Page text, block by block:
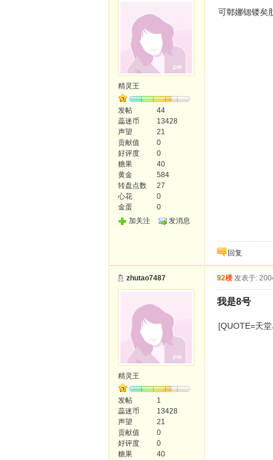
精灵王
发帖
44
蕊迷币
13428
声望
21
贡献值
0
好评度
0
糖果
40
黄金
584
转盘点数
27
心花
0
金蛋
0
加关注
发消息
可鄣娜锶镂矣
回复
zhutao7487
精灵王
发帖
1
蕊迷币
13428
声望
21
贡献值
0
好评度
0
糖果
40
92楼 发表于:
我是8号
[QUOTE=天